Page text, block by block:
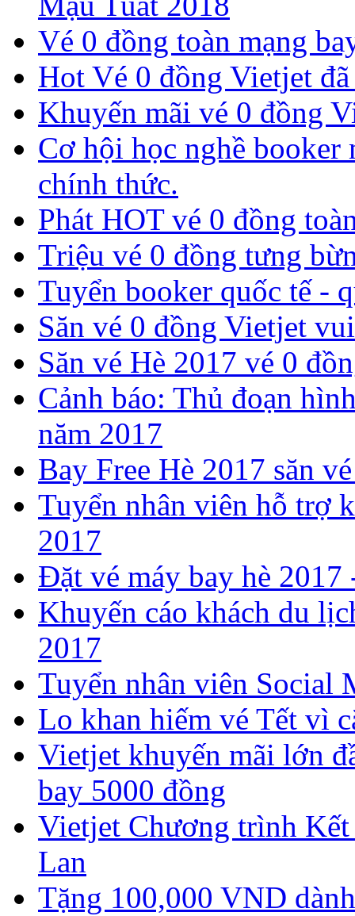
Vé 0 đồng toàn mạng
Hot Vé 0 đồng Vietjet
​Khuyến mãi vé 0 đồng
Cơ hội học nghề
chính thức.
Phát HOT vé 0 đồng
​Triệu vé 0 đồng tưng
Tuyển booker quốc tế -
Săn vé 0 đồng Vietjet
​Săn vé Hè 2017 vé 0
Cảnh báo: Thủ đoạn
năm 2017
Bay Free Hè 2017 săn
Tuyển nhân viên hỗ trợ
2017
​Đặt vé máy bay hè 2017
Khuyến cáo khách du
2017
Tuyển nhân viên Social
Lo khan hiếm vé Tết vì
Vietjet khuyến mãi lớn
bay 5000 đồng
Vietjet Chương trình
Lan
Tặng 100,000 VND